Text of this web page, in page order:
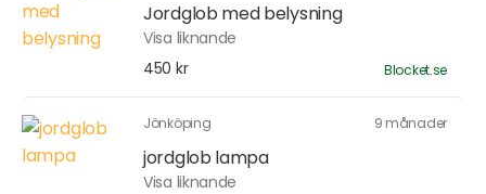
Jordglob med belysning
Visa liknande
450 kr
Blocket.se
Jönköping 9 månader
jordglob lampa
Visa liknande